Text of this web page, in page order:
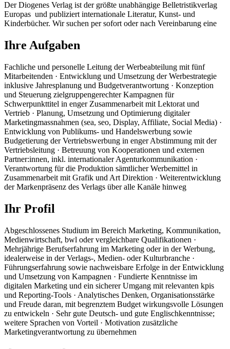
Der Diogenes Verlag ist der größte unabhängige Belletristikverlag
Europas und publiziert internationale Literatur, Kunst- und
Kinderbücher. Wir suchen per sofort oder nach Vereinbarung eine
Ihre Aufgaben
Fachliche und personelle Leitung der Werbeabteilung mit fünf
Mitarbeitenden · Entwicklung und Umsetzung der Werbestrategie
inklusive Jahresplanung und Budgetverantwortung · Konzeption
und Steuerung zielgruppengerechter Kampagnen für
Schwerpunkttitel in enger Zusammenarbeit mit Lektorat und
Vertrieb · Planung, Umsetzung und Optimierung digitaler
Marketingmassnahmen (sea, seo, Display, Affiliate, Social Media) ·
Entwicklung von Publikums- und Handelswerbung sowie
Budgetierung der Vertriebswerbung in enger Abstimmung mit der
Vertriebsleitung · Betreuung von Kooperationen und externen
Partner:innen, inkl. internationaler Agenturkommunikation ·
Verantwortung für die Produktion sämtlicher Werbemittel in
Zusammenarbeit mit Grafik und Art Direktion · Weiterentwicklung
der Markenpräsenz des Verlags über alle Kanäle hinweg
Ihr Profil
Abgeschlossenes Studium im Bereich Marketing, Kommunikation,
Medienwirtschaft, bwl oder vergleichbare Qualifikationen ·
Mehrjährige Berufserfahrung im Marketing oder in der Werbung,
idealerweise in der Verlags-, Medien- oder Kulturbranche ·
Führungserfahrung sowie nachweisbare Erfolge in der Entwicklung
und Umsetzung von Kampagnen · Fundierte Kenntnisse im
digitalen Marketing und ein sicherer Umgang mit relevanten kpis
und Reporting-Tools · Analytisches Denken, Organisationsstärke
und Freude daran, mit begrenztem Budget wirkungsvolle Lösungen
zu entwickeln · Sehr gute Deutsch- und gute Englischkenntnisse;
weitere Sprachen von Vorteil · Motivation zusätzliche
Marketingverantwortung zu übernehmen